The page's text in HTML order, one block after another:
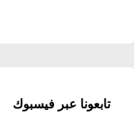
تابعونا عبر فيسبوك